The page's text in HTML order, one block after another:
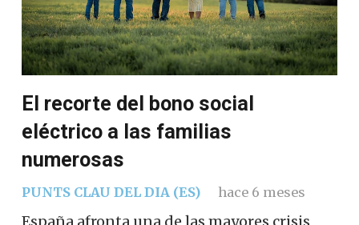
El recorte del bono social
eléctrico a las familias
numerosas
PUNTS CLAU DEL DIA (ES) hace 6 meses